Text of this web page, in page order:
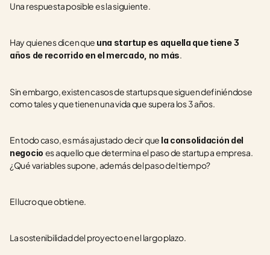
Una respuesta posible es la siguiente.
Hay quienes dicen que una startup es aquella que tiene 3
años de recorrido en el mercado, no más.
Sin embargo, existen casos de startups que siguen definiéndose
como tales y que tienen una vida que supera los 3 años.
En todo caso, es más ajustado decir que la consolidación del
negocio es aquello que determina el paso de startup a empresa.
¿Qué variables supone, además del paso del tiempo?
El lucro que obtiene.
La sostenibilidad del proyecto en el largo plazo.